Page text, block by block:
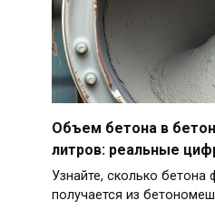
Объем бетона в
литров: реальные
Узнайте, сколько бетона
получается из